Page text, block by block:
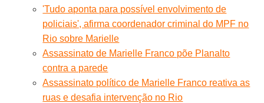
'Tudo aponta para possível envolvimento de
policiais', afirma coordenador criminal do MPF no
Rio sobre Marielle
Assassinato de Marielle Franco põe Planalto
contra a parede
Assassinato político de Marielle Franco reativa as
ruas e desafia intervenção no Rio